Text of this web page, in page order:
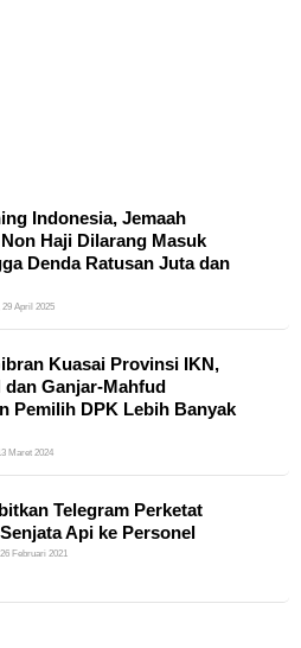
Indonesia, Jemaah
Haji Dilarang Masuk
Denda Ratusan Juta dan
29 April 2025
Kuasai Provinsi IKN,
dan Ganjar-Mahfud
Pemilih DPK Lebih Banyak
Maret 2024
Telegram Perketat
Api ke Personel
Februari 2021